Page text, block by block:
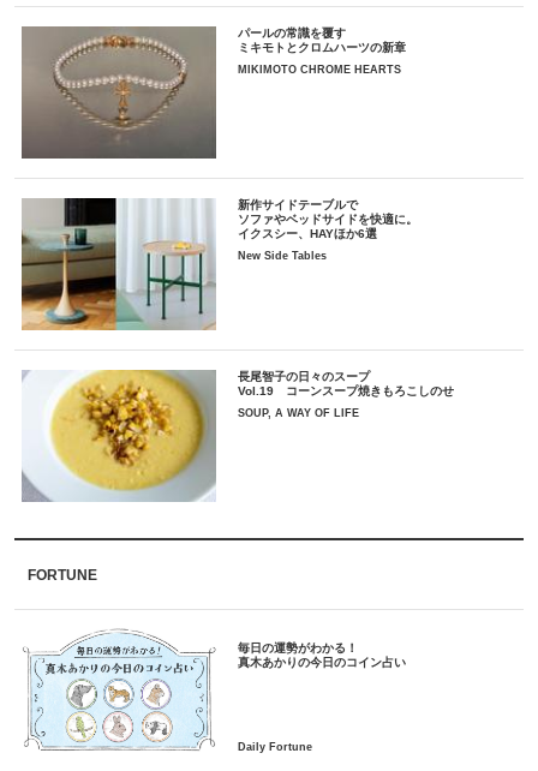
パールの常識を覆す
ミキモトとクロムハーツの新章
MIKIMOTO CHROME HEARTS
新作サイドテーブルで
ソファやベッドサイドを快適に。
イクスシー、HAYほか6選
New Side Tables
長尾智子の日々のスープ
Vol.19 コーンスープ焼きもろこしのせ
SOUP, A WAY OF LIFE
FORTUNE
毎日の運勢がわかる！